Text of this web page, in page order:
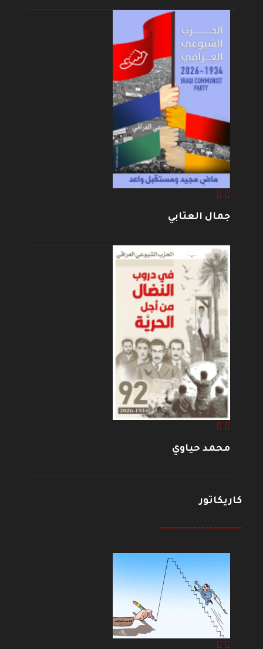
جمال العتابي
محمد حياوي
كاريكاتور
--------------------